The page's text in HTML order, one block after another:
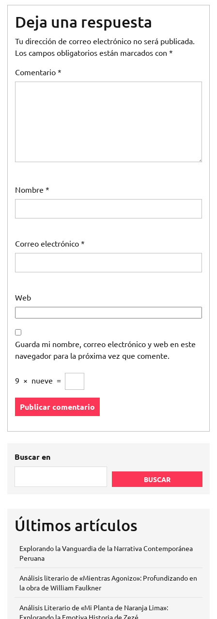
Deja una respuesta
Tu dirección de correo electrónico no será publicada.
Los campos obligatorios están marcados con *
Comentario *
Nombre *
Correo electrónico *
Web
Guarda mi nombre, correo electrónico y web en este
navegador para la próxima vez que comente.
9 × nueve =
Buscar en
BUSCAR
Últimos artículos
Explorando la Vanguardia de la Narrativa Contemporánea
Peruana
Análisis literario de «Mientras Agonizo»: Profundizando en
la obra de William Faulkner
Análisis Literario de «Mi Planta de Naranja Lima»:
Explorando la Emotiva Historia de Zezé